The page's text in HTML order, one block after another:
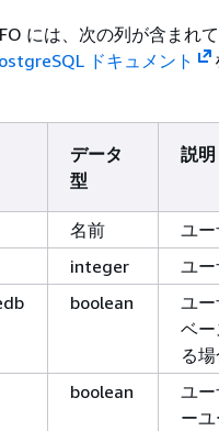
には、次の列が含まれ
ドキュメント
データ
型
説明
名前
ユー
integer
ユー
boolean
ユ
ベ
る
boolean
ユ
ー